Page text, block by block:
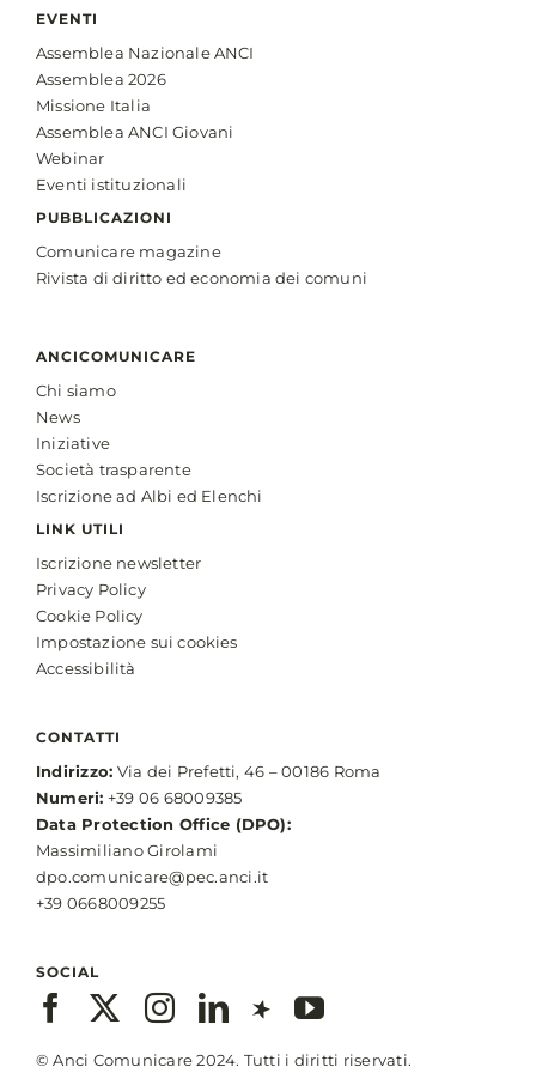
EVENTI
Assemblea Nazionale ANCI
Assemblea 2026
Missione Italia
Assemblea ANCI Giovani
Webinar
Eventi istituzionali
PUBBLICAZIONI
Comunicare magazine
Rivista di diritto ed economia dei comuni
ANCICOMUNICARE
Chi siamo
News
Iniziative
Società trasparente
Iscrizione ad Albi ed Elenchi
LINK UTILI
Iscrizione newsletter
Privacy Policy
Cookie Policy
Impostazione sui cookies
Accessibilità
CONTATTI
Indirizzo: Via dei Prefetti, 46 – 00186 Roma
Numeri: +39 06 68009385
Data Protection Office (DPO):
Massimiliano Girolami
dpo.comunicare@pec.anci.it
+39 0668009255
SOCIAL
© Anci Comunicare 2024. Tutti i diritti riservati.